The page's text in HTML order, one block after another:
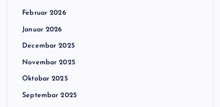
Februar 2026
Januar 2026
Decembar 2025
Novembar 2025
Oktobar 2025
Septembar 2025